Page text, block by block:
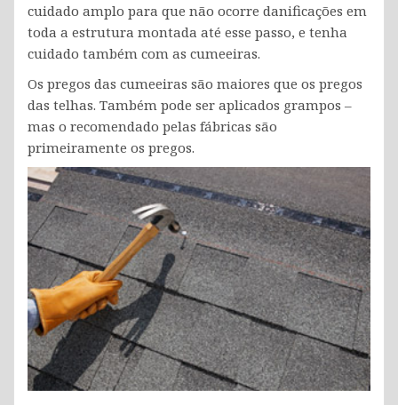
cuidado amplo para que não ocorre danificações em
toda a estrutura montada até esse passo, e tenha
cuidado também com as cumeeiras.
Os pregos das cumeeiras são maiores que os pregos
das telhas. Também pode ser aplicados grampos –
mas o recomendado pelas fábricas são
primeiramente os pregos.